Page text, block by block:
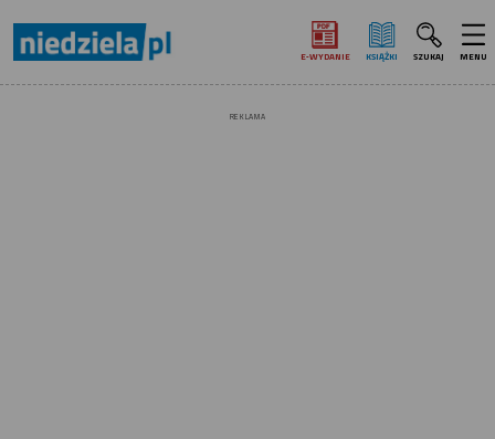
E‑WYDANIE KSIĄŻKI SZUKAJ MENU
REKLAMA